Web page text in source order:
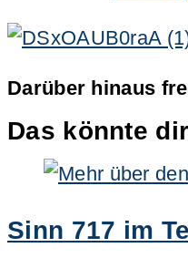
Darüber hinaus
Das könnte
Sinn 717 im